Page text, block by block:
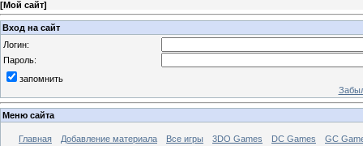
[Мой сайт]
Вход на сайт
Логин:
Пароль:
запомнить
Меню сайта
Главная Добавление материала Все игры 3DO Games DC Games
GC